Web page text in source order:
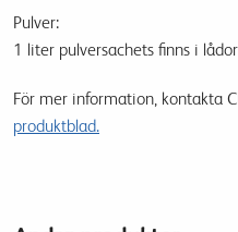
Pulver:
1 liter pulversachets finns i
För mer information, kontakta
produktblad.